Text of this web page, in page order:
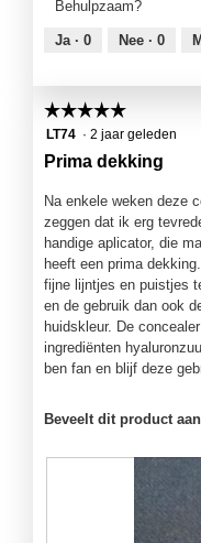
4
van
Behulpzaam?
Ja · 0 Nee · 0
☆☆☆☆☆
☆☆☆☆☆
5
sterren.
LT74 · 2 jaar geleden
Prima dekking
Na enkele weken deze
zeggen dat ik erg
handige aplicator, die
heeft een prima
fijne lijntjes en puistjes
en de gebruik dan ook
huidskleur. De
ingrediënten
ben fan en blijf deze
Beveelt dit product aan